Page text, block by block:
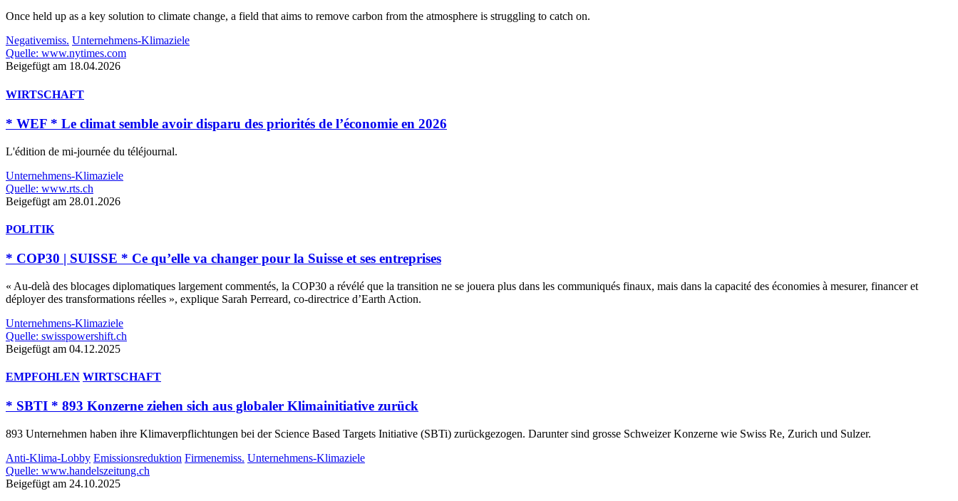
Once held up as a key solution to climate change, a field that aims to remove carbon from the atmosphere is struggling to catch on.
Negativemiss. Unternehmens-Klimaziele
Quelle: www.nytimes.com
Beigefügt am 18.04.2026
WIRTSCHAFT
* WEF * Le climat semble avoir disparu des priorités de l’économie en 2026
L'édition de mi-journée du téléjournal.
Unternehmens-Klimaziele
Quelle: www.rts.ch
Beigefügt am 28.01.2026
POLITIK
* COP30 | SUISSE * Ce qu’elle va changer pour la Suisse et ses entreprises
« Au-delà des blocages diplomatiques largement commentés, la COP30 a révélé que la transition ne se jouera plus dans les communiqués finaux, mais dans la capacité des économies à mesurer, financer et
déployer des transformations réelles », explique Sarah Perreard, co-directrice d’Earth Action.
Unternehmens-Klimaziele
Quelle: swisspowershift.ch
Beigefügt am 04.12.2025
EMPFOHLEN WIRTSCHAFT
* SBTI * 893 Konzerne ziehen sich aus globaler Klimainitiative zurück
893 Unternehmen haben ihre Klimaverpflichtungen bei der Science Based Targets Initiative (SBTi) zurückgezogen. Darunter sind grosse Schweizer Konzerne wie Swiss Re, Zurich und Sulzer.
Anti-Klima-Lobby Emissionsreduktion Firmenemiss. Unternehmens-Klimaziele
Quelle: www.handelszeitung.ch
Beigefügt am 24.10.2025